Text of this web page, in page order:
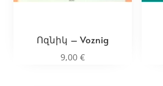
Ոզնիկ – Voznig
9,00€